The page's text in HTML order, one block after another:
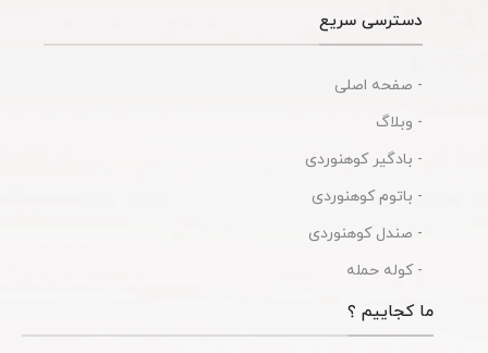
دسترسی سریع
- صفحه اصلی
- وبلاگ
- بادگیر کوهنوردی
- باتوم کوهنوردی
- صندل کوهنوردی
- کوله حمله
ما کجاییم ؟